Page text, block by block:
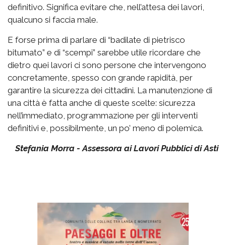
definitivo. Significa evitare che, nell’attesa dei lavori,
qualcuno si faccia male.
E forse prima di parlare di “badilate di pietrisco
bitumato” e di “scempi” sarebbe utile ricordare che
dietro quei lavori ci sono persone che intervengono
concretamente, spesso con grande rapidità, per
garantire la sicurezza dei cittadini. La manutenzione di
una città è fatta anche di queste scelte: sicurezza
nell’immediato, programmazione per gli interventi
definitivi e, possibilmente, un po’ meno di polemica.
Stefania Morra - Assessora ai Lavori Pubblici di Asti